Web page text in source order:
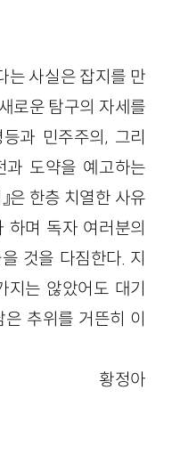
는 사실은 잡지를 만
로운 탐구의 자세를
과 민주주의, 그리
과 도약을 예고하는
은 한층 치열한 사유
하며 독자 여러분의
것을 다짐한다. 지
지는 않았어도 대기
추위를 거뜬히 이
황정아